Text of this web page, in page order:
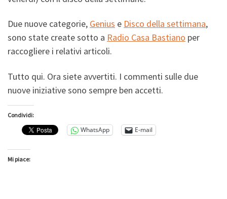
Due nuove categorie, Genius e Disco della settimana,
sono state create sotto a Radio Casa Bastiano per
raccogliere i relativi articoli.
Tutto qui. Ora siete avvertiti. I commenti sulle due
nuove iniziative sono sempre ben accetti.
Condividi:
WhatsApp E-mail
Mi piace: